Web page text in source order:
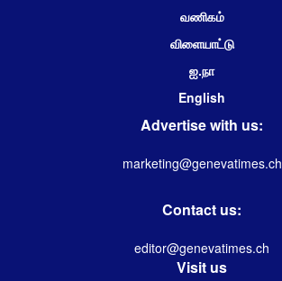
வணிகம்
விளையாட்டு
ஐ.நா
English
Advertise with us:
marketing@genevatimes.ch
Contact us:
editor@genevatimes.ch
Visit us